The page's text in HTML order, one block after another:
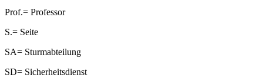
Prof.= Professor
S.= Seite
SA= Sturmabteilung
SD= Sicherheitsdienst